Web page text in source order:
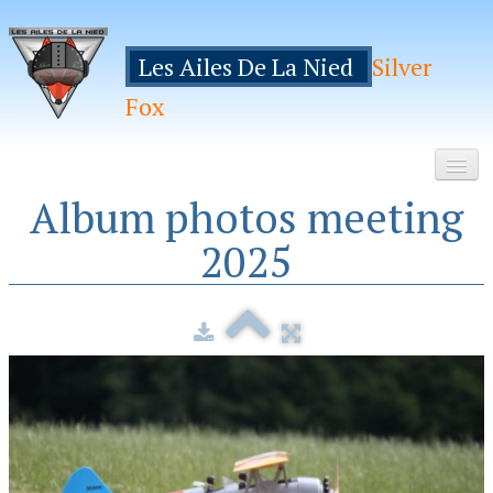
Les Ailes De La Nied
Silver
Fox
Accueil
Inscription
Manifestations
Hebergements
Album photos meeting
2025